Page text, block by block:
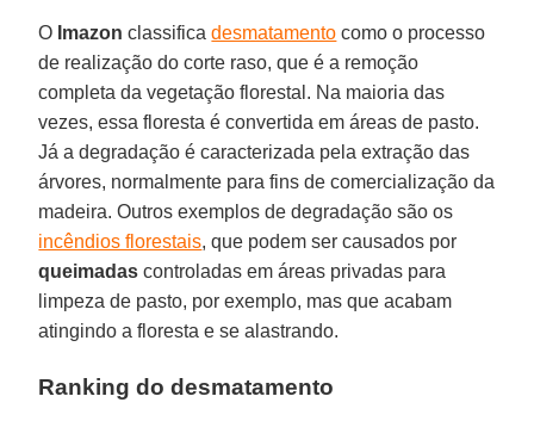
O Imazon classificadesmatamento como o processo
de realização do corte raso, que é a remoção
completa da vegetação florestal. Na maioria das
vezes, essa floresta é convertida em áreas de pasto.
Já a degradação é caracterizada pela extração das
árvores, normalmente para fins de comercialização da
madeira. Outros exemplos de degradação são os
incêndios florestais, que podem ser causados por
queimadas controladas em áreas privadas para
limpeza de pasto, por exemplo, mas que acabam
atingindo a floresta e se alastrando.
Ranking do desmatamento